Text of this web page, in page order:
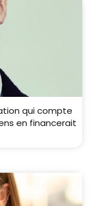
qui compte
en financerait